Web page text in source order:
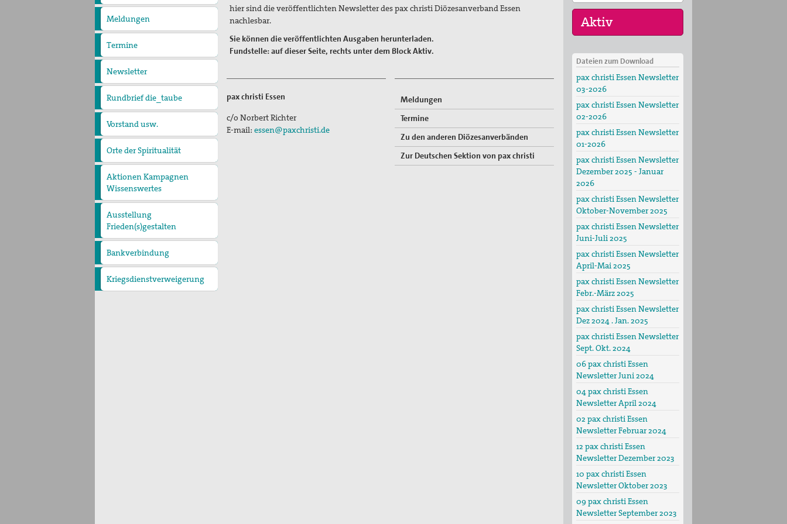
christi
Meldungen
Termine
Newsletter
Rundbrief die_taube
Vorstand usw.
Diözesanvorstand
Mitgliedsbeiträge
Orte der Spiritualität
Die Pax Christi Kirche in
Essen
Aktionen Kampagnen
Wissenswertes
Aktion Aufschrei
atomwaffenfrei - jetzt
Ausstellung
Frieden(s)gestalten
Bankverbindung
Kriegsdienstverweigerung
hier sind die veröffentlichten Newsletter des pax christi Diözesanverband Essen
nachlesbar.
Sie können die veröffentlichten Ausgaben herunterladen.
Fundstelle: auf dieser Seite, rechts unter dem Block Aktiv.
pax christi Essen
c/o Norbert Richter
E-mail: essen@paxchristi.de
Meldungen
Termine
Zu den anderen Diözesanverbänden
Zur Deutschen Sektion von pax christi
29. Aug 2026
Fahradpilgertour 2026
01. Sep 2026
Programm der VHS
und des Essener
Friedensforu…
Dateien zum Download
pax christi Essen Newsletter
03-2026
pax christi Essen Newsletter
02-2026
pax christi Essen Newsletter
01-2026
pax christi Essen Newsletter
Dezember 2025 - Januar
2026
pax christi Essen Newsletter
Oktober-November 2025
pax christi Essen Newsletter
Juni-Juli 2025
pax christi Essen Newsletter
April-Mai 2025
pax christi Essen Newsletter
Febr.-März 2025
pax christi Essen Newsletter
Dez 2024 . Jan. 2025
pax christi Essen Newsletter
Sept. Okt. 2024
06 pax christi Essen
Newsletter Juni 2024
04 pax christi Essen
Newsletter April 2024
02 pax christi Essen
Newsletter Februar 2024
12 pax christi Essen
Newsletter Dezember 2023
10 pax christi Essen
Newsletter Oktober 2023
09 pax christi Essen
Newsletter September 2023